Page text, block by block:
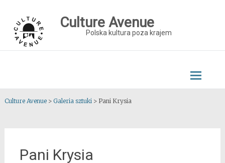
content
Culture Avenue
Polska kultura poza krajem
Culture Avenue> Galeria sztuki> Pani Krysia
Pani Krysia